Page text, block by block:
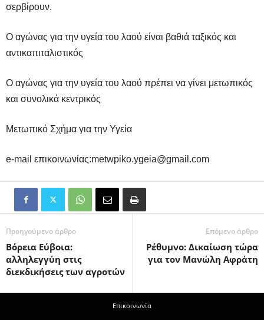
σερβίρουν.
Ο αγώνας για την υγεία του λαού είναι βαθιά ταξικός και
αντικαπιταλιστικός
Ο αγώνας για την υγεία του λαού πρέπει να γίνει μετωπικός
και συνολικά κεντρικός
Μετωπικό Σχήμα για την Υγεία
e-mail επικοινωνίας:metwpiko.ygeia@gmail.com
Προηγούμενο άρθρο
Βόρεια Εύβοια:
αλληλεγγύη στις
διεκδικήσεις των αγροτών
Επόμενο άρθρο
Ρέθυμνο: Δικαίωση τώρα
για τον Μανώλη Αφράτη
Επικοινωνία